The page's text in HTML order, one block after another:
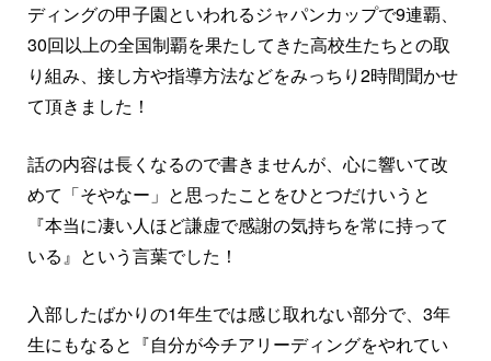
ディングの甲子園といわれるジャパンカップで9連覇、
30回以上の全国制覇を果たしてきた高校生たちとの取
り組み、接し方や指導方法などをみっちり2時間聞かせ
て頂きました！
話の内容は長くなるので書きませんが、心に響いて改
めて「そやなー」と思ったことをひとつだけいうと
『本当に凄い人ほど謙虚で感謝の気持ちを常に持って
いる』という言葉でした！
入部したばかりの1年生では感じ取れない部分で、3年
生にもなると『自分が今チアリーディングをやれてい